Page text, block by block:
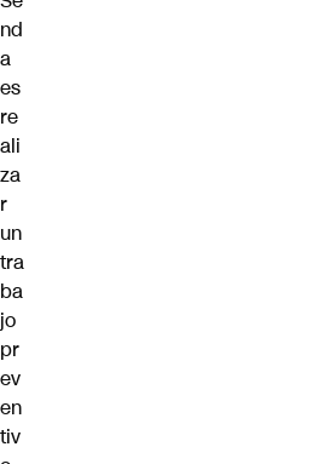
nd
a
es
re
ali
za
r
un
tra
ba
jo
pr
ev
en
tiv